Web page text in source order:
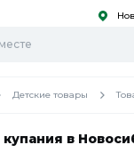
оро
Детские товары
в